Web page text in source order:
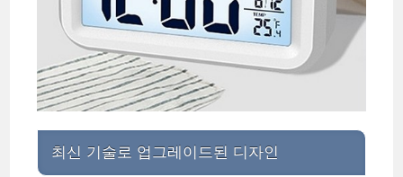
최신 기술로 업그레이드된 디자인